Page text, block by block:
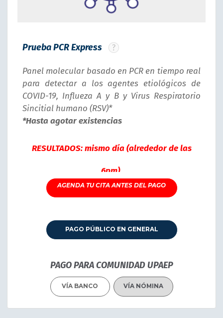
Prueba PCR Express
Panel molecular basado en PCR en tiempo real
para detectar a los agentes etiológicos de
COVID-19, Influeza A y B y Virus Respiratorio
Sincitial humano (RSV)*
*Hasta agotar existencias
RESULTADOS: mismo día (alrededor de las
6pm).
Costo:$1,300
EXCLUSIVO:
Lunes a viernes de 8:00 a 11:30am
*Si deseas traducción favor de pedirla en el
AGENDA TU CITA ANTES DEL PAGO
PAGO PÚBLICO EN GENERAL
PAGO PARA COMUNIDAD UPAEP
VÍA BANCO VÍA NÓMINA